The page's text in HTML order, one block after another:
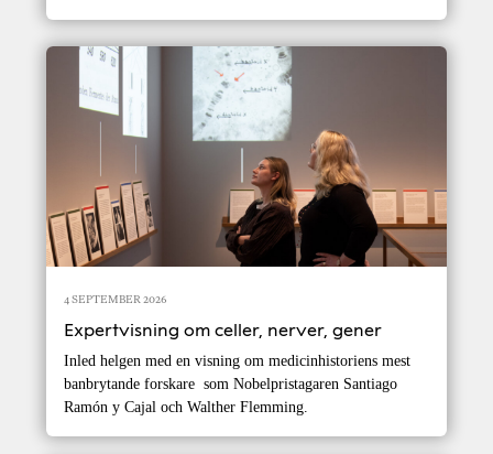
4 SEPTEMBER 2026
Expertvisning om celler, nerver, gener
Inled helgen med en visning om medicinhistoriens mest
banbrytande forskare som Nobelpristagaren Santiago
Ramón y Cajal och Walther Flemming.